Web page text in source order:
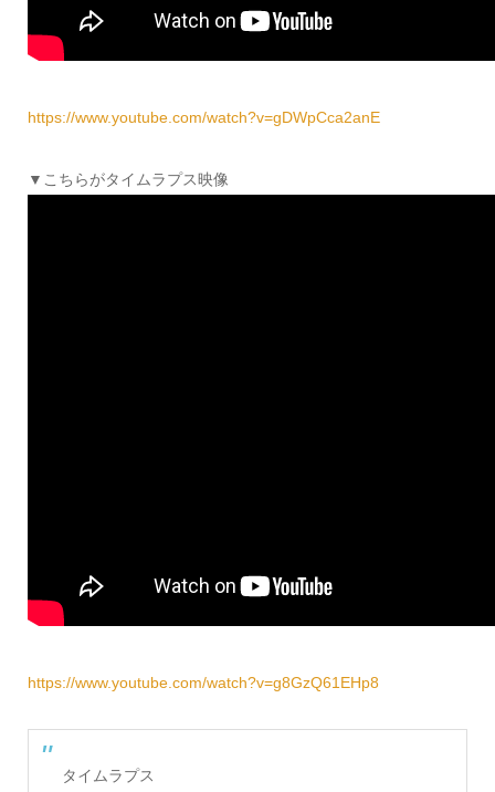
https://www.youtube.com/watch?v=gDWpCca2anE
▼こちらがタイムラプス映像
https://www.youtube.com/watch?v=g8GzQ61EHp8
タイムラプス